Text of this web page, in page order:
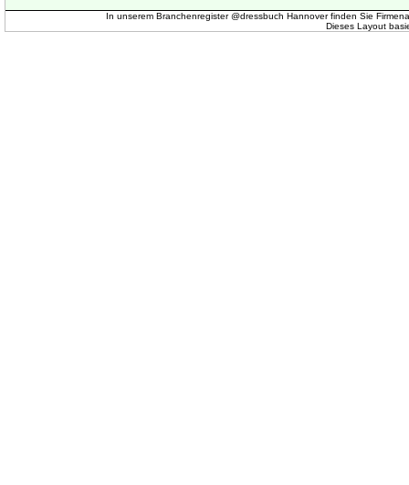
In unserem Branchenregister @dressbuch Hannover finden Sie
Dieses Layout